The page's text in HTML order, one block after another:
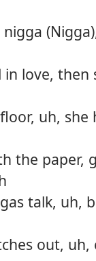
in love, then
uh, she
the paper,
talk, uh,
out, uh,